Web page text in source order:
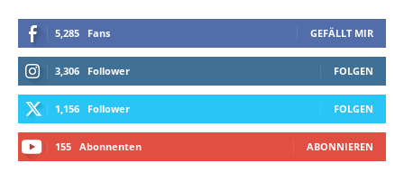
5,285 Fans GEFÄLLT MIR
3,306 Follower FOLGEN
1,156 Follower FOLGEN
155 Abonnenten ABONNIEREN